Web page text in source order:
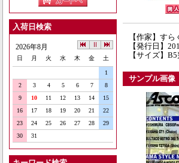
入荷日検索
2026年8月
日 月 火 水 木 金 土
1
2
3 4 5 6 7
8
9
10 11 12 13 14
15
16
17 18 19 20 21
22
23
24 25 26 27 28
29
30
31
【作家】すら
【発行日】
【サイズ】B5
サンプル画像